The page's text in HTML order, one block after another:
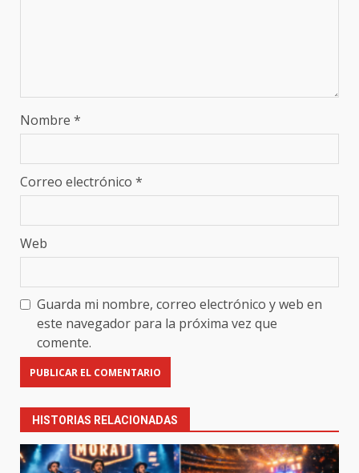
Nombre *
Correo electrónico *
Web
Guarda mi nombre, correo electrónico y web en
este navegador para la próxima vez que
comente.
HISTORIAS RELACIONADAS